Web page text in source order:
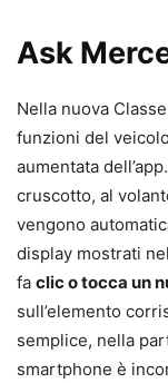
Ask
Nella nuova
funzioni del
aumentata
cruscotto, al
vengono
display mostrati
fa clic o tocca un
sull’elemento
semplice, nella
smartphone è